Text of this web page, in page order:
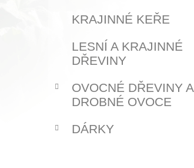
KRAJINNÉ KEŘE
LESNÍ A KRAJINNÉ
DŘEVINY
OVOCNÉ DŘEVINY A
DROBNÉ OVOCE
DÁRKY